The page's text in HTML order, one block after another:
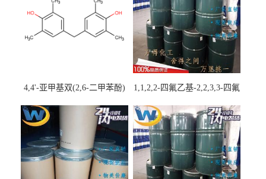
4,4'-亚甲基双(2,6-二甲苯酚)
1,1,2,2-四氟乙基-2,2,3,3-四氟